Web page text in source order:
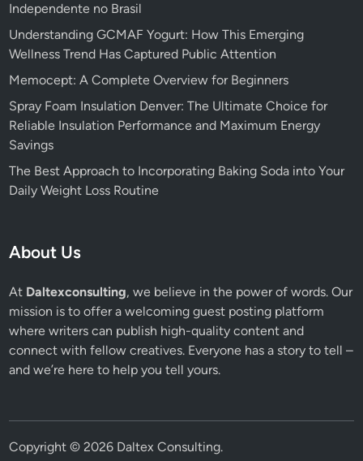
Independente no Brasil
Understanding GCMAF Yogurt: How This Emerging
Wellness Trend Has Captured Public Attention
Memocept: A Complete Overview for Beginners
Spray Foam Insulation Denver: The Ultimate Choice for
Reliable Insulation Performance and Maximum Energy
Savings
The Best Approach to Incorporating Baking Soda into Your
Daily Weight Loss Routine
About Us
At Daltexconsulting, we believe in the power of words. Our
mission is to offer a welcoming guest posting platform
where writers can publish high-quality content and
connect with fellow creatives. Everyone has a story to tell –
and we’re here to help you tell yours.
Copyright © 2026 Daltex Consulting.